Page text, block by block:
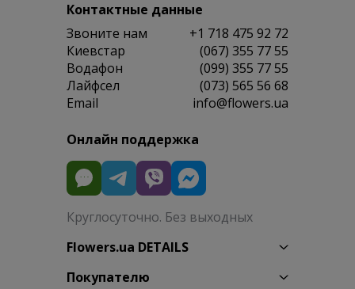
Контактные данные
Звоните нам
+1 718 475 92 72
Киевстар
(067) 355 77 55
Водафон
(099) 355 77 55
Лайфсел
(073) 565 56 68
Email
info@flowers.ua
Онлайн поддержка
Круглосуточно. Без выходных
Flowers.ua DETAILS
Покупателю